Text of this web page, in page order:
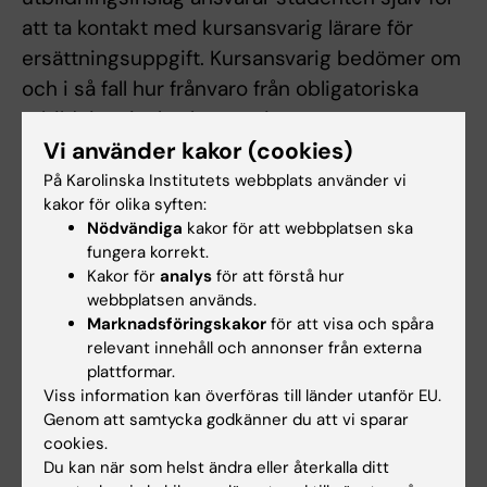
att ta kontakt med kursansvarig lärare för
ersättningsuppgift. Kursansvarig bedömer om
och i så fall hur frånvaro från obligatoriska
utbildningsinslag kan tas igen.
Innan studenten deltagit i de obligatoriska
utbildningsinslagen eller tagit igen frånvaro i
enlighet med kursansvarigs anvisningar kan
inte studieresultaten slutrapporteras.
Examination
Kursen examineras med en individuell skriftlig
rapport som också presenteras muntligt på
ett avslutande seminarium. I examinationen
ingår även att kamratgranska en medstudents
rapport och att revidera egen rapport utifrån
Vi använder kakor (cookies)
På Karolinska Institutets webbplats använder vi
kakor för olika syften:
Nödvändiga kakor för att webbplatsen ska
fungera korrekt.
Kakor för analys för att förstå hur
webbplatsen används.
Marknadsföringskakor för att visa och spåra
relevant innehåll och annonser från externa
plattformar.
Viss information kan överföras till länder utanför EU.
Genom att samtycka godkänner du att vi sparar
cookies.
Du kan när som helst ändra eller återkalla ditt